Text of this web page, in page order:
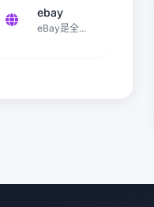
ebay
eBay是全...